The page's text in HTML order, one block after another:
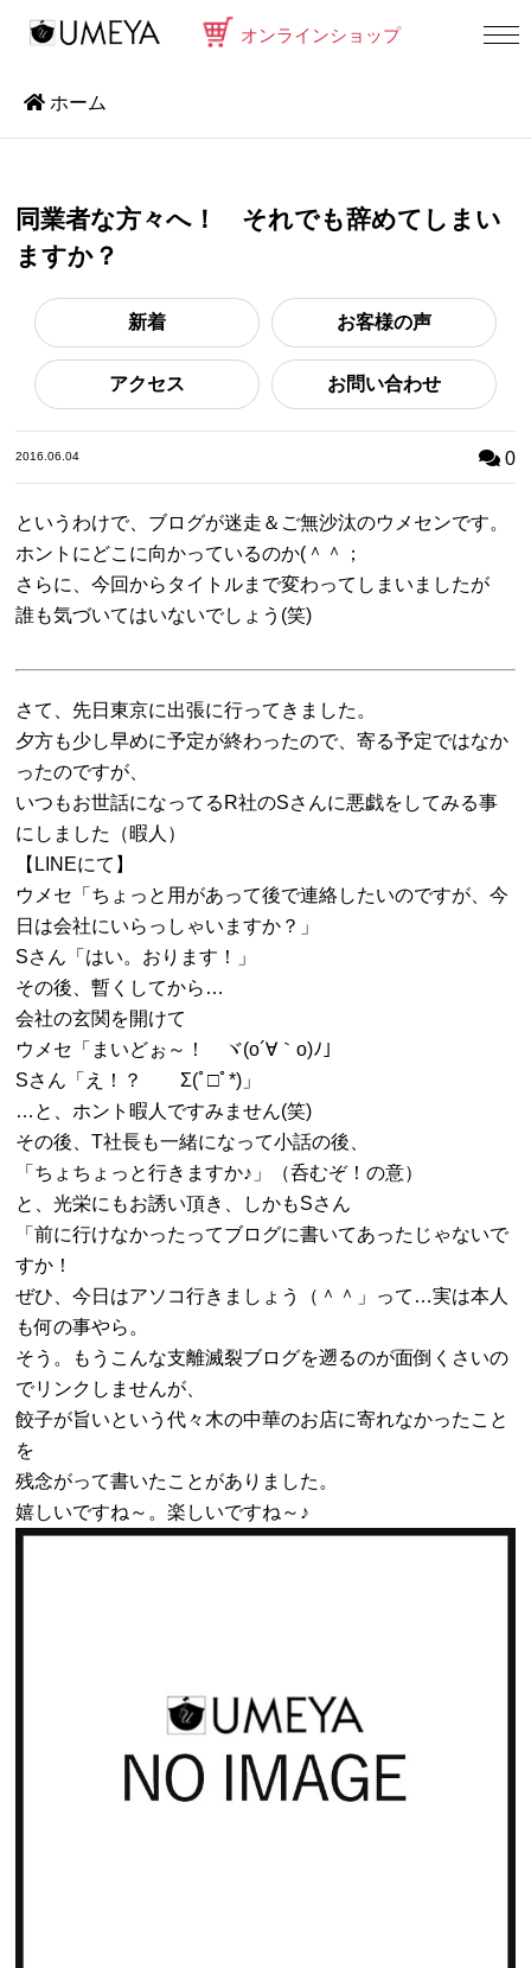
オンラインショップ
ホーム
同業者な方々へ！ それでも辞めてしまい
ますか？
新着 お客様の声
アクセス お問い合わせ
2016.06.04 0
というわけで、ブログが迷走＆ご無沙汰のウメセンです。
ホントにどこに向かっているのか(＾＾；
さらに、今回からタイトルまで変わってしまいましたが
誰も気づいてはいないでしょう(笑)
さて、先日東京に出張に行ってきました。
夕方も少し早めに予定が終わったので、寄る予定ではなか
ったのですが、
いつもお世話になってるR社のSさんに悪戯をしてみる事
にしました（暇人）
【LINEにて】
ウメセ「ちょっと用があって後で連絡したいのですが、今
日は会社にいらっしゃいますか？」
Sさん「はい。おります！」
その後、暫くしてから…
会社の玄関を開けて
ウメセ「まいどぉ～！ ヾ(o´∀｀o)ﾉ」
Sさん「え！？ Σ(ﾟ□ﾟ*)」
…と、ホント暇人ですみません(笑)
その後、T社長も一緒になって小話の後、
「ちょちょっと行きますか♪」（呑むぞ！の意）
と、光栄にもお誘い頂き、しかもSさん
「前に行けなかったってブログに書いてあったじゃないで
すか！
ぜひ、今日はアソコ行きましょう（＾＾」って…実は本人
も何の事やら。
そう。もうこんな支離滅裂ブログを遡るのが面倒くさいの
でリンクしませんが、
餃子が旨いという代々木の中華のお店に寄れなかったこと
を
残念がって書いたことがありました。
嬉しいですね～。楽しいですね～♪